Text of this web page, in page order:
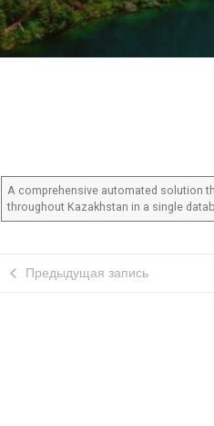
A comprehensive automated solution
throughout Kazakhstan in a single
Предыдущая запись